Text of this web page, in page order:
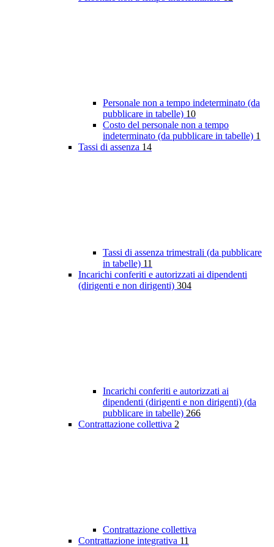
Personale non a tempo indeterminato (da
pubblicare in tabelle) 10
Costo del personale non a tempo
indeterminato (da pubblicare in tabelle) 1
Tassi di assenza 14
Tassi di assenza trimestrali (da pubblicare
in tabelle) 11
Incarichi conferiti e autorizzati ai dipendenti
(dirigenti e non dirigenti) 304
Incarichi conferiti e autorizzati ai
dipendenti (dirigenti e non dirigenti) (da
pubblicare in tabelle) 266
Contrattazione collettiva 2
Contrattazione collettiva
Contrattazione integrativa 11